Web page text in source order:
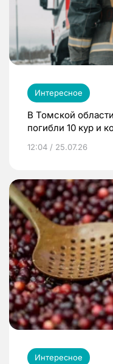
Интересное
В Томской
погибли 10 кур и
12:04 / 25.07.26
Интересное